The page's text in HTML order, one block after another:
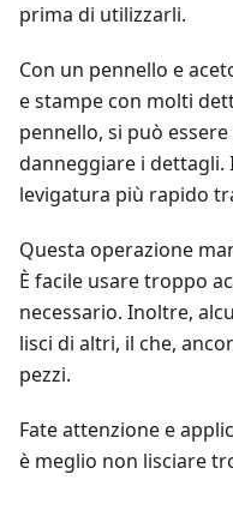
prima di utilizzarli.
Con un pennello e
e stampe con molti
pennello, si può
danneggiare i dettagli.
levigatura più rapido
Questa operazione
È facile usare troppo
necessario. Inoltre,
lisci di altri, il che,
pezzi.
Fate attenzione e
è meglio non lisciare